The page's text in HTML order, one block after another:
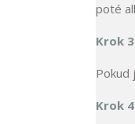
poté
Krok
Pokud
Krok